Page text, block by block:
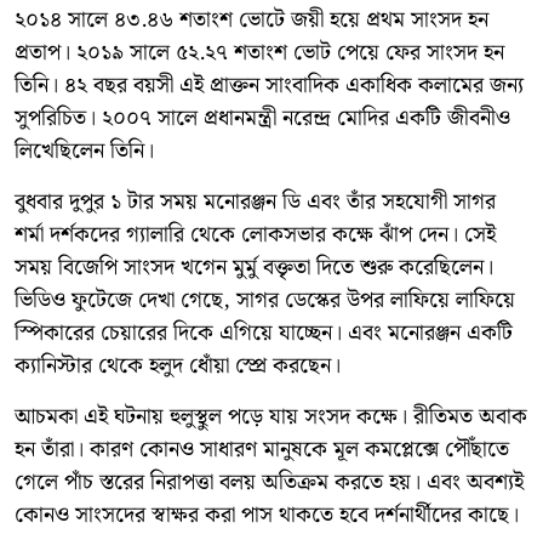
২০১৪ সালে ৪৩.৪৬ শতাংশ ভোটে জয়ী হয়ে প্রথম সাংসদ হন
প্রতাপ। ২০১৯ সালে ৫২.২৭ শতাংশ ভোট পেয়ে ফের সাংসদ হন
তিনি। ৪২ বছর বয়সী এই প্রাক্তন সাংবাদিক একাধিক কলামের জন্য
সুপরিচিত। ২০০৭ সালে প্রধানমন্ত্রী নরেন্দ্র মোদির একটি জীবনীও
লিখেছিলেন তিনি।
বুধবার দুপুর ১ টার সময় মনোরঞ্জন ডি এবং তাঁর সহযোগী সাগর
শর্মা দর্শকদের গ্যালারি থেকে লোকসভার কক্ষে ঝাঁপ দেন। সেই
সময় বিজেপি সাংসদ খগেন মুর্মু বক্তৃতা দিতে শুরু করেছিলেন।
ভিডিও ফুটেজে দেখা গেছে, সাগর ডেস্কের উপর লাফিয়ে লাফিয়ে
স্পিকারের চেয়ারের দিকে এগিয়ে যাচ্ছেন। এবং মনোরঞ্জন একটি
ক্যানিস্টার থেকে হলুদ ধোঁয়া স্প্রে করছেন।
আচমকা এই ঘটনায় হুলুস্থুল পড়ে যায় সংসদ কক্ষে। রীতিমত অবাক
হন তাঁরা। কারণ কোনও সাধারণ মানুষকে মূল কমপ্লেক্সে পৌঁছাতে
গেলে পাঁচ স্তরের নিরাপত্তা বলয় অতিক্রম করতে হয়। এবং অবশ্যই
কোনও সাংসদের স্বাক্ষর করা পাস থাকতে হবে দর্শনার্থীদের কাছে।